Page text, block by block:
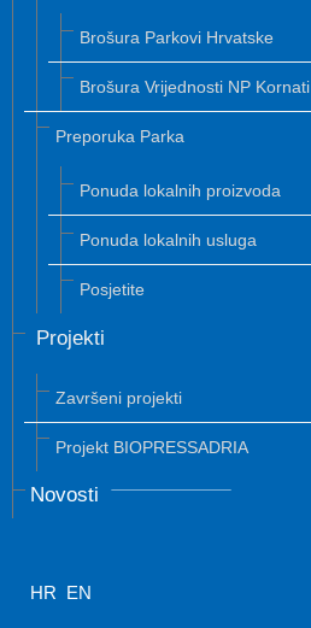
Brošura Parkovi Hrvatske
Brošura Vrijednosti NP Kornati
Preporuka Parka
Ponuda lokalnih proizvoda
Ponuda lokalnih usluga
Posjetite
Projekti
Završeni projekti
Projekt BIOPRESSADRIA
Novosti
HR EN